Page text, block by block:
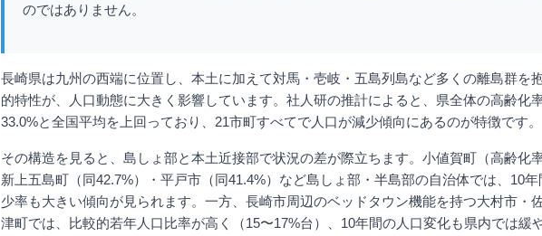
のではありません。
長崎県は九州の西端に位置し、本土に加えて対馬・壱岐・五島列島など多くの離島群を
的特性が、人口動態に大きく影響しています。社人研の推計によると、県全体の高齢化
33.0%と全国平均を上回っており、21市町すべてで人口が減少傾向にあるのが特徴です。
その構造を見ると、島しょ部と本土近接部で状況の差が際立ちます。小値賀町（高齢化
新上五島町（同42.7%）・平戸市（同41.4%）など島しょ部・半島部の自治体では、10
少率も大きい傾向が見られます。一方、長崎市周辺のベッドタウン機能を持つ大村市・
津町では、比較的若年人口比率が高く（15〜17%台）、10年間の人口変化も県内では緩